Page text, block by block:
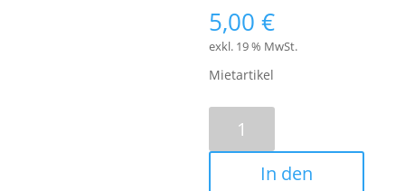
5,00€
exkl. 19 % MwSt.
Mietartikel
SUPER
In den